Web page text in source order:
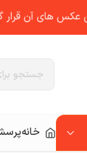
خانه
عکس ‌های آن قرار